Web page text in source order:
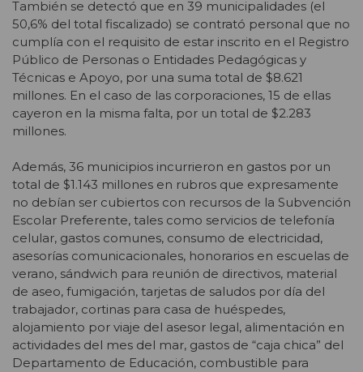
También se detectó que en 39 municipalidades (el
50,6% del total fiscalizado) se contrató personal que no
cumplía con el requisito de estar inscrito en el Registro
Público de Personas o Entidades Pedagógicas y
Técnicas e Apoyo, por una suma total de $8.621
millones. En el caso de las corporaciones, 15 de ellas
cayeron en la misma falta, por un total de $2.283
millones.
Además, 36 municipios incurrieron en gastos por un
total de $1.143 millones en rubros que expresamente
no debían ser cubiertos con recursos de la Subvención
Escolar Preferente, tales como servicios de telefonía
celular, gastos comunes, consumo de electricidad,
asesorías comunicacionales, honorarios en escuelas de
verano, sándwich para reunión de directivos, material
de aseo, fumigación, tarjetas de saludos por día del
trabajador, cortinas para casa de huéspedes,
alojamiento por viaje del asesor legal, alimentación en
actividades del mes del mar, gastos de “caja chica” del
Departamento de Educación, combustible para